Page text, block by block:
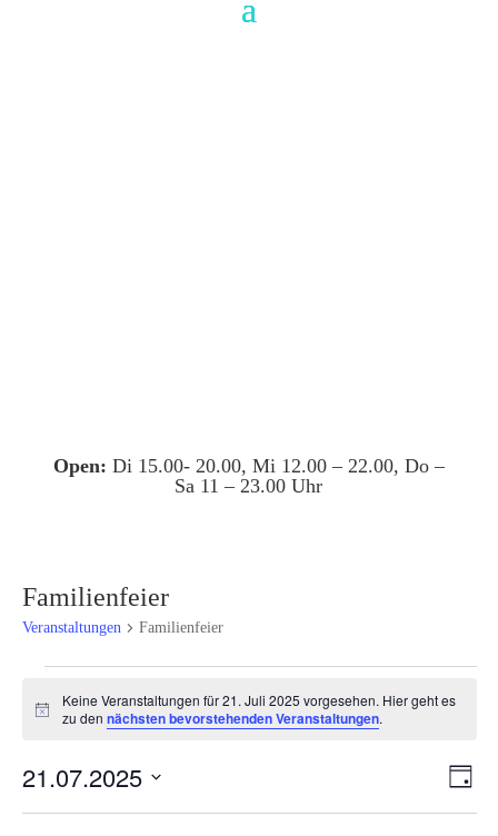
Open: Di 15.00- 20.00, Mi 12.00 – 22.00, Do –
Sa 11 – 23.00 Uhr
Familienfeier
Veranstaltungen Familienfeier
für
Juli
2025
Hinweis
Keine Veranstaltungen für 21. Juli 2025 vorgesehen. Hier geht es
zu den nächsten bevorstehenden Veranstaltungen.
Tag
21.07.2025